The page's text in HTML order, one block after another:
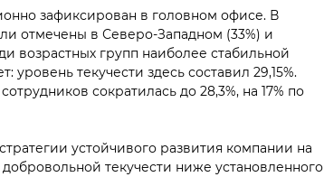
зафиксирован в головном офисе. В
отмечены в Северо-Западном (33%) и
возрастных групп наиболее стабильной
уровень текучести здесь составил 29,15%.
сократилась до 28,3%, на 17% по
устойчивого развития компании на
текучести ниже установленного